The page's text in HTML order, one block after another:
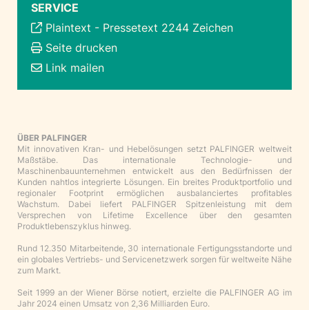
SERVICE
Plaintext - Pressetext 2244 Zeichen
Seite drucken
Link mailen
ÜBER PALFINGER
Mit innovativen Kran- und Hebelösungen setzt PALFINGER weltweit
Maßstäbe. Das internationale Technologie- und
Maschinenbauunternehmen entwickelt aus den Bedürfnissen der
Kunden nahtlos integrierte Lösungen. Ein breites Produktportfolio und
regionaler Footprint ermöglichen ausbalanciertes profitables
Wachstum. Dabei liefert PALFINGER Spitzenleistung mit dem
Versprechen von Lifetime Excellence über den gesamten
Produktlebenszyklus hinweg.
Rund 12.350 Mitarbeitende, 30 internationale Fertigungsstandorte und
ein globales Vertriebs- und Servicenetzwerk sorgen für weltweite Nähe
zum Markt.
Seit 1999 an der Wiener Börse notiert, erzielte die PALFINGER AG im
Jahr 2024 einen Umsatz von 2,36 Milliarden Euro.